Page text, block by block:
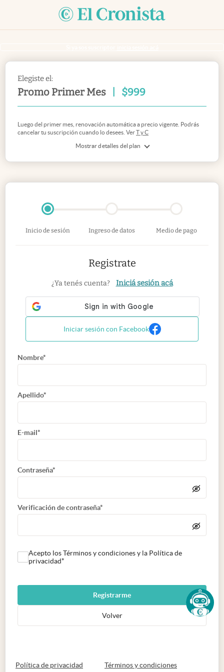
Elegiste el:
Promo Primer Mes $999
Mostrar detalles del plan
Luego del primer mes, renovación automática a precio vigente. Podrás
cancelar tu suscripción cuando lo desees. VerT y C
Inicio de sesión Ingreso de datos Medio de pago
Registrate
¿Ya tenés cuenta? Iniciá sesión acá
Iniciar sesión con Facebook
Nombre*
Apellido*
E-mail*
Contraseña*
Verificación de contraseña*
Acepto los Términos y condiciones y la Política de
privacidad*
Registrarme
Volver
Política de privacidad abre en nueva pestaña
Términos y condicionesabre en nueva